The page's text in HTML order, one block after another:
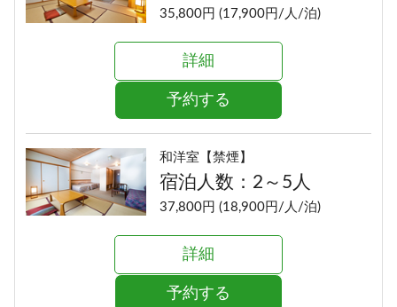
35,800円 (17,900円/人/泊)
詳細
予約する
和洋室【禁煙】
宿泊人数：2～5人
37,800円 (18,900円/人/泊)
詳細
予約する